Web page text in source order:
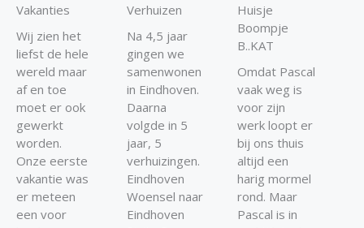
Vakanties
Wij zien het
liefst de hele
wereld maar
af en toe
moet er ook
gewerkt
worden.
Onze eerste
vakantie was
er meteen
een voor
Verhuizen
Na 4,5 jaar
gingen we
samenwonen
in Eindhoven.
Daarna
volgde in 5
jaar, 5
verhuizingen.
Eindhoven
Woensel naar
Eindhoven
Huisje
Boompje
B..KAT​
Omdat Pascal
vaak weg is
voor zijn
werk loopt er
bij ons thuis
altijd een
harig mormel
rond. Maar
Pascal is in